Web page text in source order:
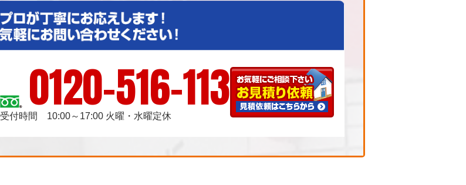
0120-516-113
受付時間 10:00～17:00 火曜・水曜定休